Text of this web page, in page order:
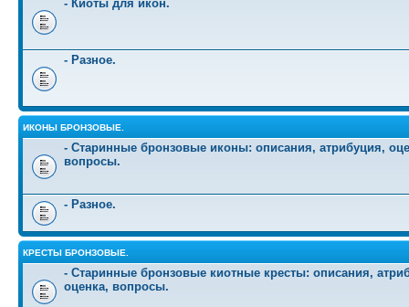
- Киоты для икон.
- Разное.
ИКОНЫ БРОНЗОВЫЕ.
- Старинные бронзовые иконы: описания, атрибуция,
вопросы.
- Разное.
КРЕСТЫ БРОНЗОВЫЕ.
- Старинные бронзовые киотные кресты: описания,
оценка, вопросы.